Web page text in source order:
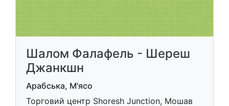
Шалом Фалафель - Шереш
Джанкшн
Арабська, М'ясо
Торговий центр Shoresh Junction, Мошав